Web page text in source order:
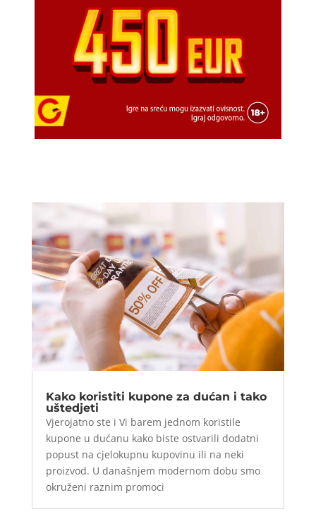
Kako koristiti kupone za dućan i tako
uštedjeti
Vjerojatno ste i Vi barem jednom koristile
kupone u dućanu kako biste ostvarili dodatni
popust na cjelokupnu kupovinu ili na neki
proizvod. U današnjem modernom dobu smo
okruženi raznim promoci